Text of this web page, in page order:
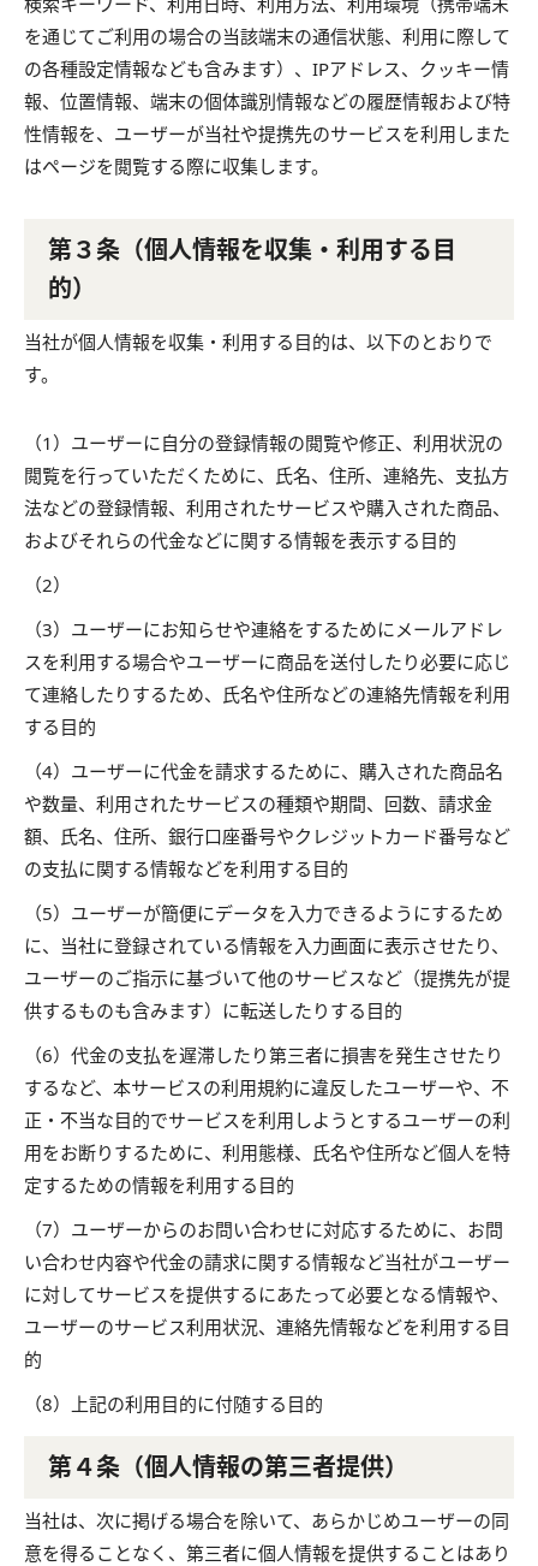
を通じてご利用の場合の当該端末の通信状態、利用に際して
の各種設定情報なども含みます）、IPアドレス、クッキー情
報、位置情報、端末の個体識別情報などの履歴情報および特
性情報を、ユーザーが当社や提携先のサービスを利用しまた
はページを閲覧する際に収集します。
第３条（個人情報を収集・利用する目
的）
当社が個人情報を収集・利用する目的は、以下のとおりで
す。
（1）ユーザーに自分の登録情報の閲覧や修正、利用状況の
閲覧を行っていただくために、氏名、住所、連絡先、支払方
法などの登録情報、利用されたサービスや購入された商品、
およびそれらの代金などに関する情報を表示する目的
（2）
（3）ユーザーにお知らせや連絡をするためにメールアドレ
スを利用する場合やユーザーに商品を送付したり必要に応じ
て連絡したりするため、氏名や住所などの連絡先情報を利用
する目的
（4）ユーザーに代金を請求するために、購入された商品名
や数量、利用されたサービスの種類や期間、回数、請求金
額、氏名、住所、銀行口座番号やクレジットカード番号など
の支払に関する情報などを利用する目的
（5）ユーザーが簡便にデータを入力できるようにするため
に、当社に登録されている情報を入力画面に表示させたり、
ユーザーのご指示に基づいて他のサービスなど（提携先が提
供するものも含みます）に転送したりする目的
（6）代金の支払を遅滞したり第三者に損害を発生させたり
するなど、本サービスの利用規約に違反したユーザーや、不
正・不当な目的でサービスを利用しようとするユーザーの利
用をお断りするために、利用態様、氏名や住所など個人を特
定するための情報を利用する目的
（7）ユーザーからのお問い合わせに対応するために、お問
い合わせ内容や代金の請求に関する情報など当社がユーザー
に対してサービスを提供するにあたって必要となる情報や、
ユーザーのサービス利用状況、連絡先情報などを利用する目
的
（8）上記の利用目的に付随する目的
第４条（個人情報の第三者提供）
当社は、次に掲げる場合を除いて、あらかじめユーザーの同
意を得ることなく、第三者に個人情報を提供することはあり